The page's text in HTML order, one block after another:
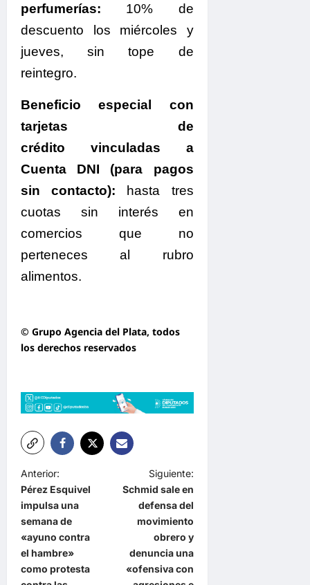
perfumerías: 10% de
descuento los miércoles y
jueves, sin tope de
reintegro.
Beneficio especial con
tarjetas de
crédito vinculadas a
Cuenta DNI (para pagos
sin contacto): hasta tres
cuotas sin interés en
comercios que no
perteneces al rubro
alimentos.
© Grupo Agencia del Plata, todos
los derechos reservados
N
a
v
e
g
Anterior:
Pérez Esquivel
impulsa una
semana de
«ayuno contra
el hambre»
como protesta
Siguiente:
Schmid sale en
defensa del
movimiento
obrero y
denuncia una
«ofensiva con